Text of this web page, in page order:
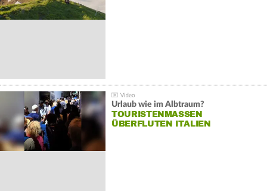
Urlaub wie im Albtraum?
TOURISTENMASSEN
ÜBERFLUTEN ITALIEN